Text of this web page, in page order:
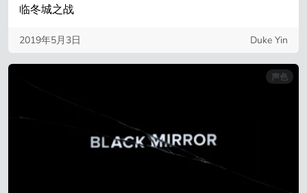
临冬城之战
2019年5月3日 Duke Yin
声色